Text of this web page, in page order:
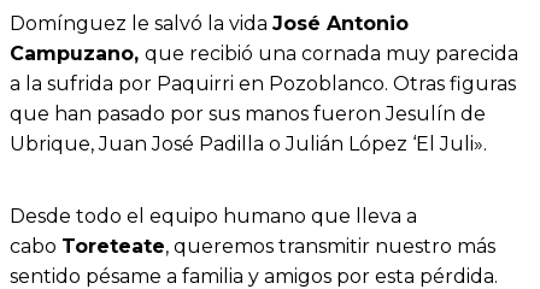
Domínguez le salvó la vida José Antonio
Campuzano, que recibió una cornada muy parecida
a la sufrida por Paquirri en Pozoblanco. Otras figuras
que han pasado por sus manos fueron Jesulín de
Ubrique, Juan José Padilla o Julián López ‘El Juli».
Desde todo el equipo humano que lleva a
cabo Toreteate, queremos transmitir nuestro más
sentido pésame a familia y amigos por esta pérdida.